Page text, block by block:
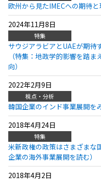
欧州から見たIMECへの期待と
2024年11月8日
特集
サウジアラビアとUAEが期待
（特集：地政学的影響を踏
向）
2022年2月9日
視点・分析
韓国企業のインド事業展開を
2018年4月24日
特集
米新政権の政策はさまざまな
企業の海外事業展開を読む）
2018年4月2日